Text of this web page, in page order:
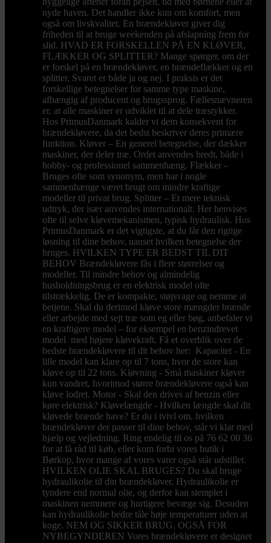
nyde haven. Det handler ikke kun om komfort, men
også om livskvalitet. En brændekløver giver dig
friheden til at bruge weekenden på afslapning frem for
slid. HVAD ER FORSKELLEN PÅ EN KLØVER,
FLÆKKER OG SPLITTER? Mange spørger, om der
er forskel på en brændekløver, en brændeflækker og en
splitter. Svaret er både ja og nej. I praksis er det
forskellige betegnelser for samme type maskine,
afhængig af producent og brugssprog. Fællesnævneren
er, at alle maskiner er udviklet til at dele træstykker.
Hos PrimusDanmark kalder vi dem konsekvent for
brændekløvere, da det bedst beskriver deres primære
funktion. Kløver – En generel betegnelse, der dækker
maskiner, der deler træ. Ordet anvendes bredt, både i
hobby- og professionel sammenhæng. Flækker –
Bruges ofte som synonym, men har i nogle
sammenhænge været brugt om mindre kraftige
modeller til privat brug. Splitter – Et mere teknisk
udtryk, der især anvendes internationalt. Her henvises
ofte til selve kløvemekanismen, typisk hydraulisk. Hos
PrimusDanmark er det vigtigste, at du får den rigtige
løsning til dine behov, uanset hvilken betegnelse der
bruges. HVILKEN TYPE ER BEDST TIL DIT
BEHOV Brændekløvere fås i flere størrelser og
modeller. Til mindre behov og almindelig
husholdningsbrug er en elektrisk model ofte
tilstrækkelig. De er kompakte, støjsvage og nemme at
betjene. Skal du derimod kløve store mængder brænde
eller arbejde med sejt træ som eg eller bøg, anbefaler vi
en kraftigere model – for eksempel en benzindrevet
model med højere kløvekraft. Få et overblik over de
bedste brændekløvere til dit behov her: Kapacitet - En
lille model kan klare op til 7 tons, hvor de store kan
kløve op til 22 tons. Kløvning - Små maskiner kløver
kun vandret, hvorimod større brændekløvere også kan
kløve lodret. Motor - Skal den drives af benzin eller
køre elektrisk? Kløvelængde - Hvilken længde skal dit
kløvede brænde have? Er du i tvivl om, hvilken
brændekløver der passer til dine behov, står vi klar med
hjælp og vejledning. Ring endelig til os på 76 62 00 36
for at få råd til køb, eller kom forbi vores butik i
Børkop, hvor mange af vores varer også står udstillet.
HVILKEN OLIE SKAL BRUGES? Du skal bruge
hydraulikolie til din brændekløver. Hydraulikolie er
tyndere end normal olie, og derfor kan stemplet i
maskinen nemmere og hurtigere bevæge sig. Desuden
kan hydraulikolie bedre tåle høje temperaturer uden at
koge. NEM OG SIKKER BRUG, OGSÅ FOR
NYBEGYNDEREN Vores brændekløvere er designet